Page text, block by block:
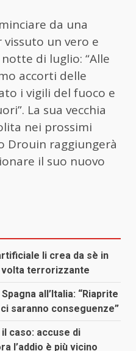
da una
vissuto un vero e
di luglio: “Alle
accorti delle
i vigili del fuoco e
La sua vecchia
nei prossimi
Drouin raggiungerà
il suo nuovo
li crea da sè in
volta terrorizzante
all’Italia: “Riaprite
saranno conseguenze”
caso: accuse di
l’addio è più vicino